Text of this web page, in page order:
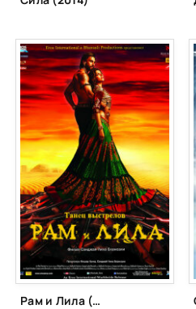
Рам и Лила (2013)